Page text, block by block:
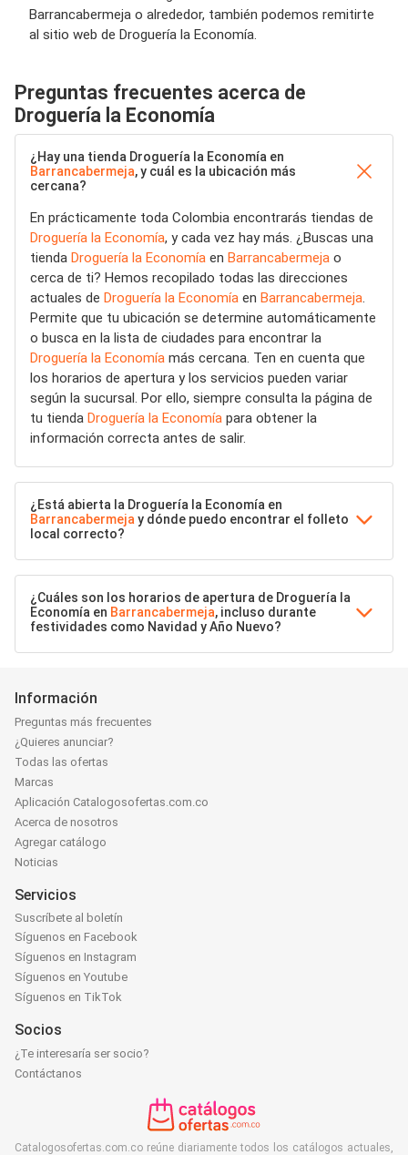
Barrancabermeja o alrededor, también podemos remitirte
al sitio web de Droguería la Economía.
Preguntas frecuentes acerca de
Droguería la Economía
¿Hay una tienda Droguería la Economía en
Barrancabermeja, y cuál es la ubicación más
cercana?
En prácticamente toda Colombia encontrarás tiendas de
Droguería la Economía, y cada vez hay más. ¿Buscas una
tienda Droguería la Economía en Barrancabermeja o
cerca de ti? Hemos recopilado todas las direcciones
actuales de Droguería la Economía en Barrancabermeja.
Permite que tu ubicación se determine automáticamente
o busca en la lista de ciudades para encontrar la
Droguería la Economía más cercana. Ten en cuenta que
los horarios de apertura y los servicios pueden variar
según la sucursal. Por ello, siempre consulta la página de
tu tienda Droguería la Economía para obtener la
información correcta antes de salir.
¿Está abierta la Droguería la Economía en
Barrancabermeja y dónde puedo encontrar el folleto
local correcto?
¿Cuáles son los horarios de apertura de Droguería la
Economía en Barrancabermeja, incluso durante
festividades como Navidad y Año Nuevo?
Información
Preguntas más frecuentes
¿Quieres anunciar?
Todas las ofertas
Marcas
Aplicación Catalogosofertas.com.co
Acerca de nosotros
Agregar catálogo
Noticias
Servicios
Suscríbete al boletín
Síguenos en Facebook
Síguenos en Instagram
Síguenos en Youtube
Síguenos en TikTok
Socios
¿Te interesaría ser socio?
Contáctanos
Catalogosofertas.com.co reúne diariamente todos los catálogos actuales,